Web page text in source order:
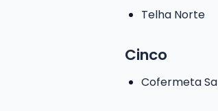
Telha Norte
Cinco
Cofermeta Sa